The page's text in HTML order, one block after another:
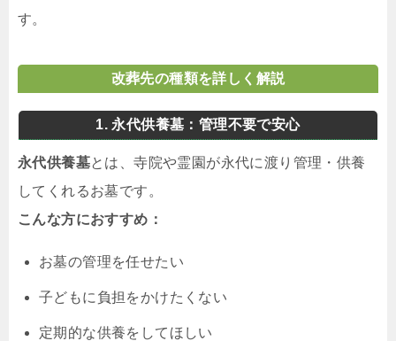
す。
改葬先の種類を詳しく解説
1. 永代供養墓：管理不要で安心
永代供養墓とは、寺院や霊園が永代に渡り管理・供養
してくれるお墓です。
こんな方におすすめ：
お墓の管理を任せたい
子どもに負担をかけたくない
定期的な供養をしてほしい